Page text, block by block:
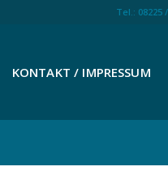
Tel.:
KONTAKT / IMPRESSUM